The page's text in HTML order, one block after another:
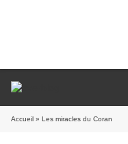
Accueil » Les miracles du Coran